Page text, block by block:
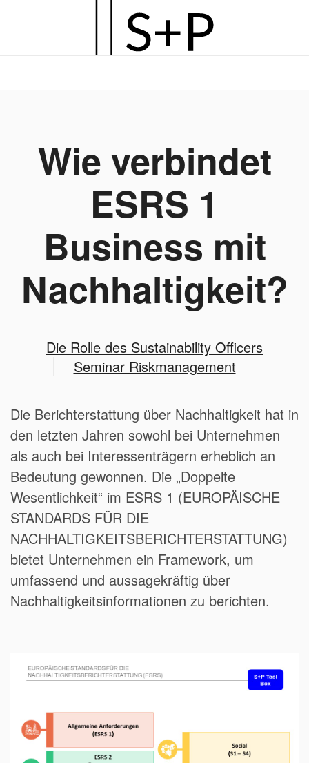
Hauptinhalt
Wie verbindet
ESRS 1
Business mit
Nachhaltigkeit?
Die Rolle des Sustainability Officers
Seminar Riskmanagement
Die Berichterstattung über Nachhaltigkeit hat in
den letzten Jahren sowohl bei Unternehmen
als auch bei Interessenträgern erheblich an
Bedeutung gewonnen. Die „Doppelte
Wesentlichkeit“ im ESRS 1 (EUROPÄISCHE
STANDARDS FÜR DIE
NACHHALTIGKEITSBERICHTERSTATTUNG)
bietet Unternehmen ein Framework, um
umfassend und aussagekräftig über
Nachhaltigkeitsinformationen zu berichten.